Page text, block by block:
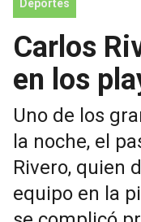
Deportes
Carlos
en los
Uno de los
la noche, el
Rivero, quien
equipo en la